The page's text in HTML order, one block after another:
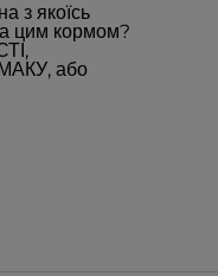
з якоїсь
цим кормом?
або